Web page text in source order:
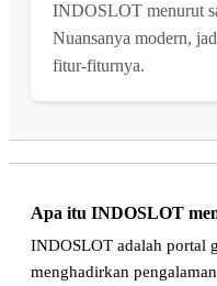
INDOSLOT menurut
Nuansanya modern,
fitur-fiturnya.
Apa itu INDOSLOT
INDOSLOT adalah portal
menghadirkan